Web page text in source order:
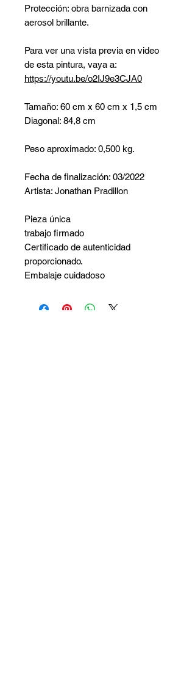
Protección: obra barnizada con
aerosol brillante.
Para ver una vista previa en video
de esta pintura, vaya a:
https://youtu.be/o2IJ9e3CJA0
Tamaño: 60 cm x 60 cm x 1,5 cm
Diagonal: 84,8 cm
Peso aproximado: 0,500 kg.
Fecha de finalización: 03/2022
Artista: Jonathan Pradillon
Pieza única
trabajo firmado
Certificado de autenticidad
proporcionado.
Embalaje cuidadoso